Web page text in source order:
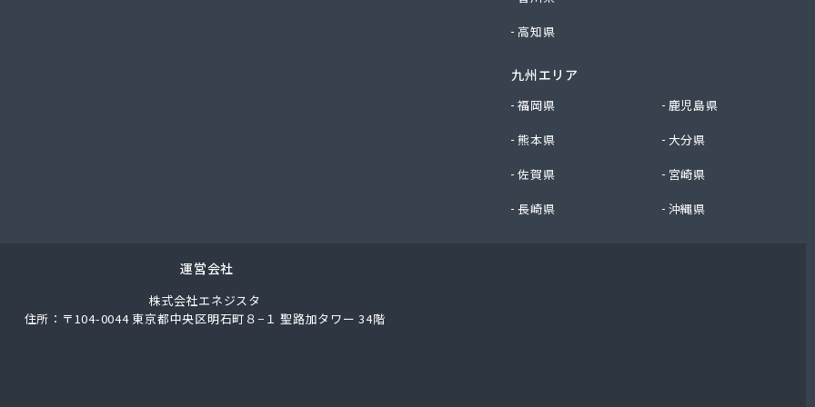
千曲エルピーガス供給センター
株式会社 丸子連絡所
燃料株式会社
高知県
九州エリア
福岡県
鹿児島県
熊本県
大分県
佐賀県
宮崎県
長崎県
沖縄県
運営会社
株式会社エネジスタ
住所：〒104-0044 東京都中央区明石町８−１ 聖路加タワー 34階